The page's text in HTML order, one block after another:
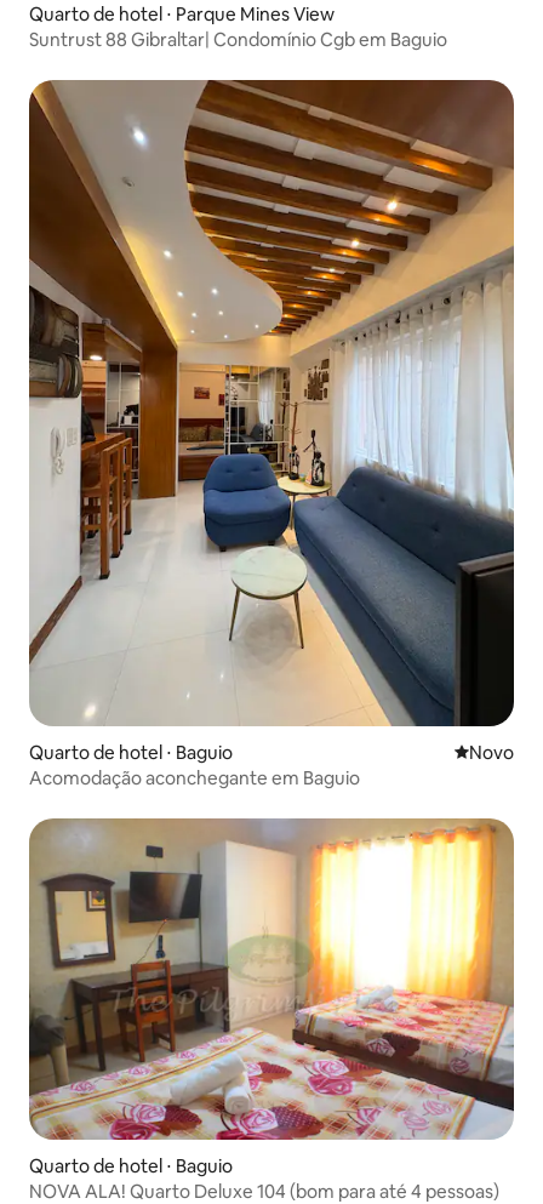
Quarto de hotel ⋅ Parque Mines View
Suntrust 88 Gibraltar| Condomínio Cgb em Baguio
Quarto de hotel ⋅ Baguio Novo
Novo
Acomodação aconchegante em Baguio
Quarto de hotel ⋅ Baguio
NOVA ALA! Quarto Deluxe 104 (bom para até 4 pessoas)